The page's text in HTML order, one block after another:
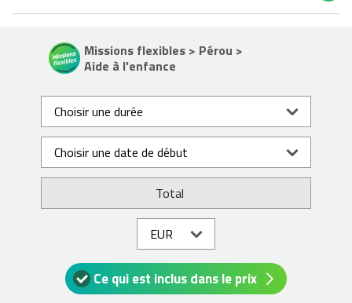
Missions flexibles > Pérou >
Aide à l'enfance
Total
Ce qui est inclus dans le prix